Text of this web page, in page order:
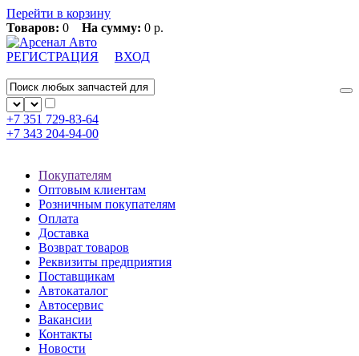
Перейти в корзину
Товаров: 0 На сумму: 0 р.
РЕГИСТРАЦИЯ ВХОД
+7 351 729-83-64
+7 343 204-94-00
Покупателям
Оптовым клиентам
Розничным покупателям
Оплата
Доставка
Возврат товаров
Реквизиты предприятия
Поставщикам
Автокаталог
Автосервис
Вакансии
Контакты
Новости